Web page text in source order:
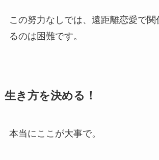
この努力なしでは、遠距離恋愛で関
るのは困難です。
生き方を決める！
本当にここが大事で。